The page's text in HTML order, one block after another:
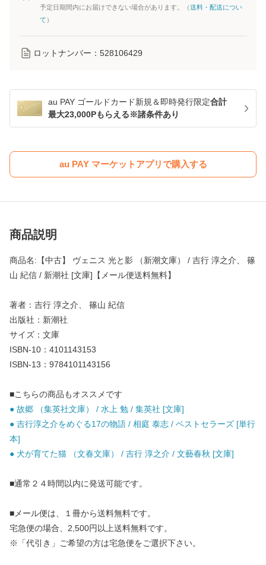
予定日期間内にお届けできない場合があります。（送料・配送につい
て ）
ロットナンバー： 528106429
au PAY ゴールドカード新規＆即時発行限定合計
最大23,000Pもらえる※諸条件あり
au PAY マーケットアプリで購入する
商品説明
商品名:【中古】 ヴェニス 光と影 （新潮文庫） / 吉行 淳之介、 篠
山 紀信 / 新潮社 [文庫]【メール便送料無料】
著者：吉行 淳之介、 篠山 紀信
出版社：新潮社
サイズ：文庫
ISBN-10：4101143153
ISBN-13：9784101143156
■こちらの商品もオススメです
● 故郷 （集英社文庫） / 水上 勉 / 集英社 [文庫]
● 吉行淳之介をめぐる17の物語 / 相庭 泰志 / ベストセラーズ [単行
本]
● 犬が育てた猫 （文春文庫） / 吉行 淳之介 / 文藝春秋 [文庫]
■通常２４時間以内に発送可能です。
■メール便は、１冊から送料無料です。
宅急便の場合、2,500円以上送料無料です。
※「代引き」ご希望の方は宅急便をご選択下さい。